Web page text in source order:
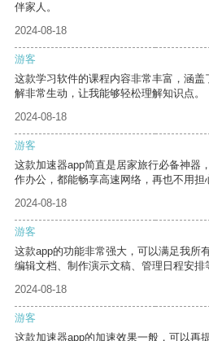
伴家人。
2024-08-18
游客
这款学习软件的课程内容非常丰富，涵
解非常生动，让我能够轻松理解知识点。
2024-08-18
游客
这款加速器app简直是居家旅行必备神器
作办公，都能畅享高速网络，再也不用担
2024-08-18
游客
这款app的功能非常强大，可以满足我所
编辑文档、制作演示文稿、管理日程安排
2024-08-18
游客
这款加速器app的加速效果一般，可以再